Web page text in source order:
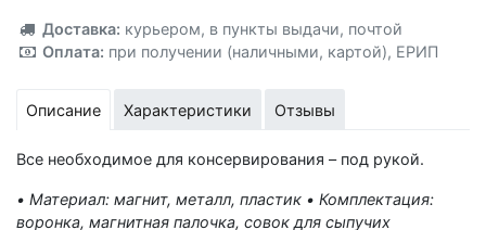
Доставка: курьером, в пункты выдачи, почтой
Оплата: при получении (наличными, картой), ЕРИП
Описание Характеристики Отзывы
Все необходимое для консервирования – под рукой.
• Материал: магнит, металл, пластик • Комплектация:
воронка, магнитная палочка, совок для сыпучих